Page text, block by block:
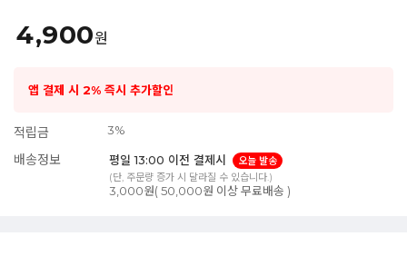
4,900원
앱 결제 시 2% 즉시 추가할인
적립금 3%
배송정보 평일 13:00 이전 결제시
오늘 발송
(단, 주문량 증가 시 달라질 수 있습니다.)
3,000원( 50,000원 이상 무료배송 )